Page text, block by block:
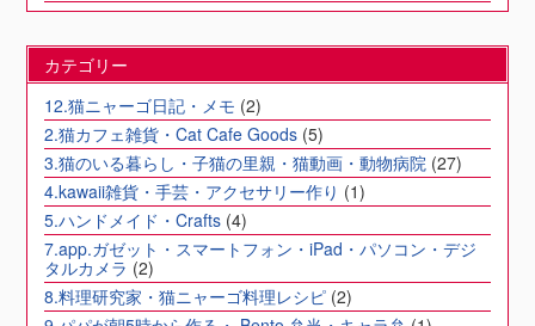
カテゴリー
12.猫ニャーゴ日記・メモ (2)
2.猫カフェ雑貨・Cat Cafe Goods (5)
3.猫のいる暮らし・子猫の里親・猫動画・動物病院 (27)
4.kawaii雑貨・手芸・アクセサリー作り (1)
5.ハンドメイド・Crafts (4)
7.app.ガゼット・スマートフォン・iPad・パソコン・デジ
タルカメラ (2)
8.料理研究家・猫ニャーゴ料理レシピ (2)